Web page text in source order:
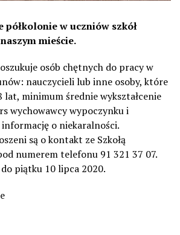
w uczniów szkół
mieście.
osób chętnych do pracy w
nauczycieli lub inne osoby, które
lat, minimum średnie wykształcenie
wychowawcy wypoczynku i
o niekaralności.
są o kontakt ze Szkołą
numerem telefonu 91 321 37 07.
piątku 10 lipca 2020.